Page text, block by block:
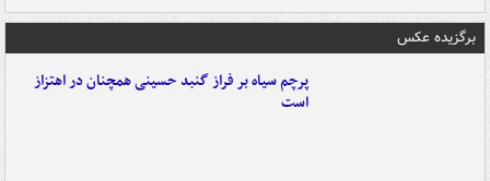
برگزیده عکس
پرچم سیاه بر فراز گنبد حسینی همچنان در اهتزاز
است